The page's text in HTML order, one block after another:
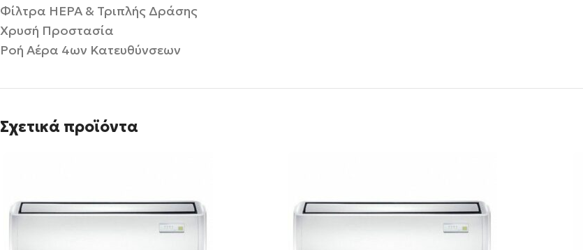
Φίλτρα ΗΕΡΑ & Τριπλής Δράσης
Χρυσή Προστασία
Ροή Αέρα 4ων Κατευθύνσεων
Σχετικά προϊόντα